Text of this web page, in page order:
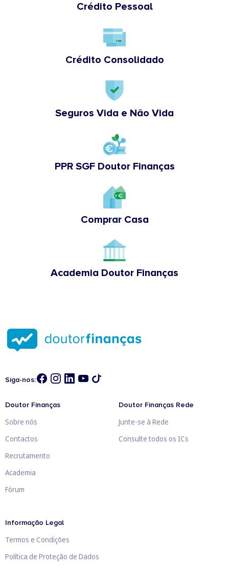
Crédito Pessoal
Crédito Consolidado
Seguros Vida e Não Vida
PPR SGF Doutor Finanças
Comprar Casa
Academia Doutor Finanças
Siga-nos:
Doutor Finanças
Sobre nós
Contactos
Recrutamento
Academia
Fórum
Doutor Finanças Rede
Junte-se à Rede
Consulte todos os ICs
Informação Legal
Termos e Condições
Política de Proteção de Dados